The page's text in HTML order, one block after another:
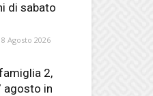
di sabato
8 Agosto 2026
2,
agosto in